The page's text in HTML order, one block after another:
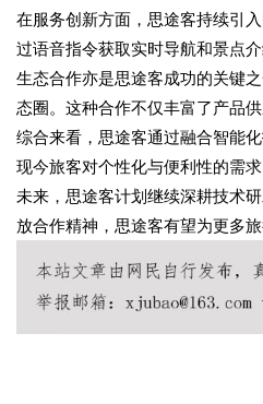
在服务创新方面，思途客持续引
过语音指令获取实时导航和景点
生态合作亦是思途客成功的关键
态圈。这种合作不仅丰富了产品
综合来看，思途客通过融合智能
现今旅客对个性化与便利性的需
未来，思途客计划继续深耕技术
放合作精神，思途客有望为更多